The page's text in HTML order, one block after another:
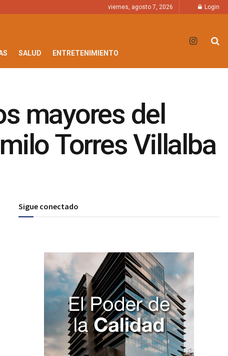
viernes, agosto 7, 2026 Login
SALUD ENTRETENIMIENTO
mayores del
Torres Villalba
Sigue conectado